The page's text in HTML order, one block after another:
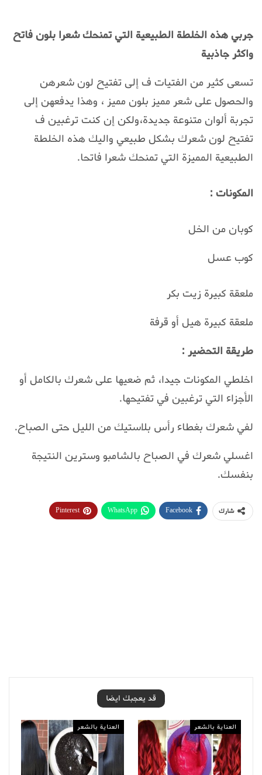
جربي هذه الخلطة الطبيعية التي تمنحك شعرا بلون فاتح
واكثر جاذبية
تسعى كثير من الفتيات ف إلى تفتيح لون شعرهن
والحصول على شعر مميز بلون مميز ، وهذا يدفعهن إلى
تجربة ألوان متنوعة جديدة،ولكن إن كنت ترغبين ف
تفتيح لون شعرك بشكل طبيعي واليك هذه الخلطة
الطبيعية المميزة التي تمنحك شعرا فاتحا.
المكونات :
كوبان من الخل
كوب عسل
ملعقة كبيرة زيت بكر
ملعقة كبيرة هيل أو قرفة
طريقة التحضير :
اخلطي المكونات جيدا، ثم ضعيها على شعرك بالكامل أو
الأجزاء التي ترغبين في تفتيحها.
لفي شعرك بغطاء رأس بلاستيك من الليل حتى الصباح.
اغسلي شعرك في الصباح بالشامبو وسترين النتيجة
بنفسك.
شارك Facebook
WhatsApp
Pinterest
قد يعجبك ايضا
العناية بالشعر العناية بالشعر